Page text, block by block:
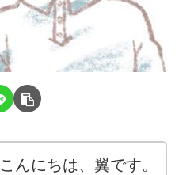
こんにちは、翼です。